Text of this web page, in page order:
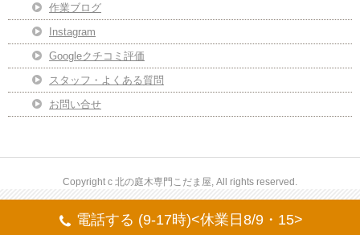
作業ブログ
Instagram
Googleクチコミ評価
スタッフ・よくある質問
お問い合せ
Copyright c 北の庭木専門こだま屋, All rights reserved.
電話する (9-17時)<休業日8/9・15>